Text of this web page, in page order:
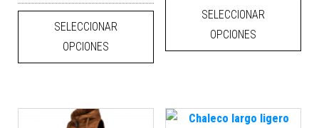
SELECCIONAR
OPCIONES
Este producto tiene múltiples
SELECCIONAR
OPCIONES